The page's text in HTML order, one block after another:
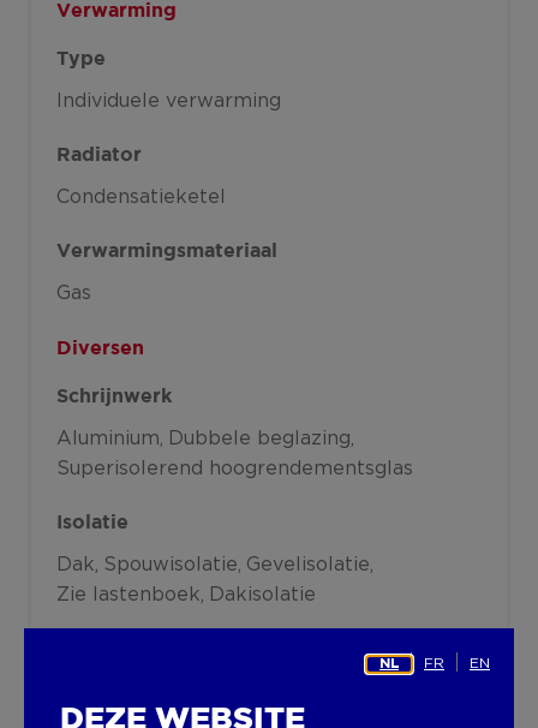
Verwarming
Type
Individuele verwarming
Radiator
Condensatieketel
Verwarmingsmateriaal
Gas
Diversen
Schrijnwerk
Aluminium
Dubbele beglazing
Superisolerend hoogrendementsglas
Isolatie
Dak Spouwisolatie Gevelisolatie
Zie lastenboek
Dakisolatie
NL FR EN
DEZE WEBSITE